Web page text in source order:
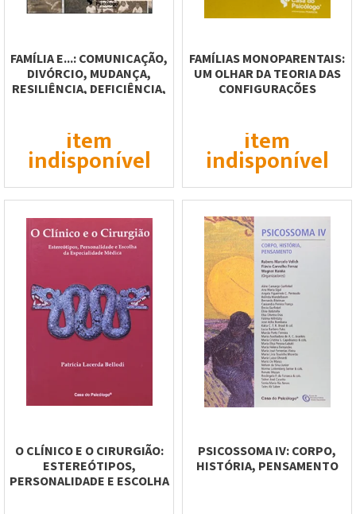
FAMÍLIA E...: COMUNICAÇÃO,
DIVÓRCIO, MUDANÇA,
RESILIÊNCIA, DEFICIÊNCIA,
item
indisponível
FAMÍLIAS MONOPARENTAIS:
UM OLHAR DA TEORIA DAS
CONFIGURAÇÕES
item
indisponível
O CLÍNICO E O CIRURGIÃO:
ESTEREÓTIPOS,
PERSONALIDADE E ESCOLHA
PSICOSSOMA IV: CORPO,
HISTÓRIA, PENSAMENTO